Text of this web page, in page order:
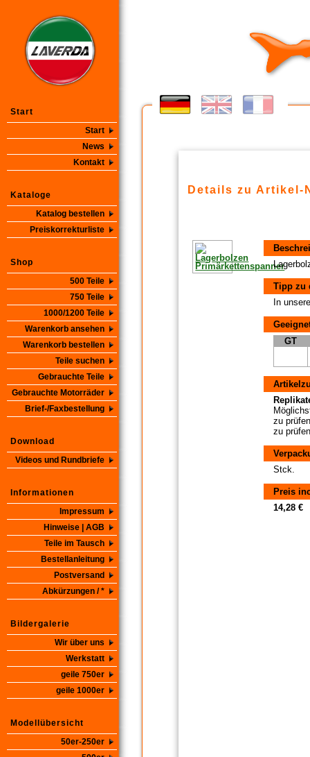
Start
Start
News
Kontakt
Kataloge
Katalog bestellen
Preiskorrekturliste
Shop
500 Teile
750 Teile
1000/1200 Teile
Warenkorb ansehen
Warenkorb bestellen
Teile suchen
Gebrauchte Teile
Gebrauchte Motorräder
Brief-/Faxbestellung
Download
Videos und Rundbriefe
Informationen
Impressum
Hinweise | AGB
Teile im Tausch
Bestellanleitung
Postversand
Abkürzungen / *
Bildergalerie
Wir über uns
Werkstatt
geile 750er
geile 1000er
Modellübersicht
50er-250er
Details zu Artikel-
Tipp zu
In
GT
zu
zu
Stck.
Preis
14,28 €